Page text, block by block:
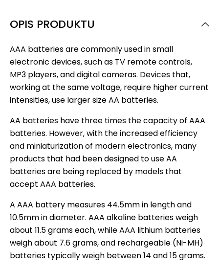
OPIS PRODUKTU
AAA batteries are commonly used in small
electronic devices, such as TV remote controls,
MP3 players, and digital cameras. Devices that,
working at the same voltage, require higher current
intensities, use larger size AA batteries.
AA batteries have three times the capacity of AAA
batteries. However, with the increased efficiency
and miniaturization of modern electronics, many
products that had been designed to use AA
batteries are being replaced by models that
accept AAA batteries.
A AAA battery measures 44.5mm in length and
10.5mm in diameter. AAA alkaline batteries weigh
about 11.5 grams each, while AAA lithium batteries
weigh about 7.6 grams, and rechargeable (Ni-MH)
batteries typically weigh between 14 and 15 grams.